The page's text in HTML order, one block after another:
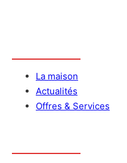
La maison
Actualités
Offres & Services